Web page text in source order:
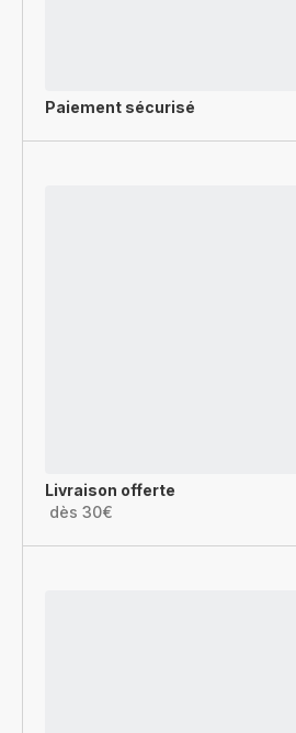
Paiement sécurisé
Livraison offerte
dès 30€